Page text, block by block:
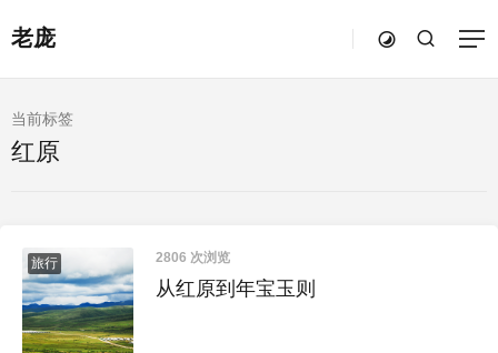
老庞
当前标签
红原
旅行 2806 次浏览
从红原到年宝玉则